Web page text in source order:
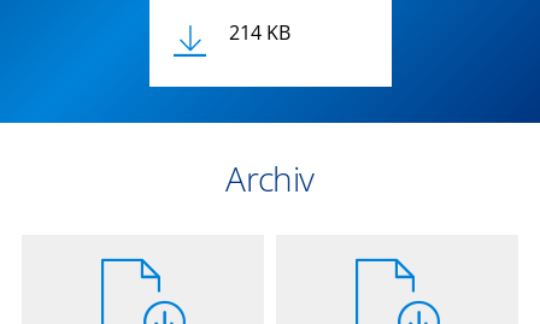
214 KB
Archiv